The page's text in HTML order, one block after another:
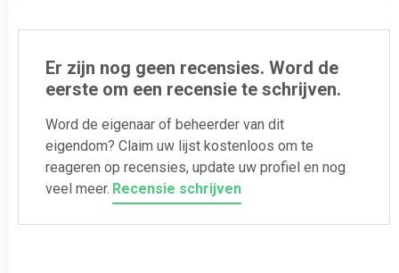
Er zijn nog geen recensies. Word de
eerste om een recensie te schrijven.
Word de eigenaar of beheerder van dit
eigendom? Claim uw lijst kostenloos om te
reageren op recensies, update uw profiel en nog
veel meer. Recensie schrijven